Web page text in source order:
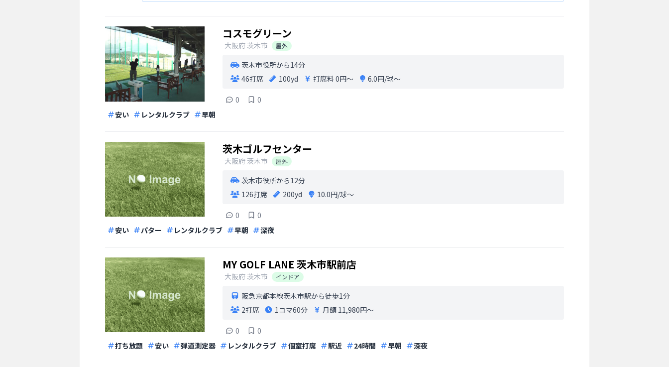
コスモグリーン
大阪府 茨木市 屋外
茨木市役所から14分
46打席
100yd 打席料0円〜 6.0円/球〜
0
0
安い
レンタルクラブ 早朝
茨木ゴルフセンター
大阪府 茨木市 屋外
茨木市役所から12分
126打席
200yd 10.0円/球〜
0
0
安い
パター レンタルクラブ 早朝 深夜
MY GOLF LANE 茨木市駅前店
大阪府 茨木市 インドア
阪急京都本線茨木市駅から徒歩1分
2打席
1コマ60分 月額 11,980円〜
0
0
打ち放題
安い 弾道測定器 レンタルクラブ 個室打席 駅近 24時間 早朝 深夜